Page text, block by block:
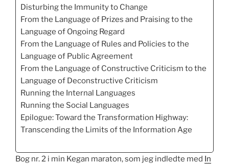
Disturbing the Immunity to Change
From the Language of Prizes and Praising to the
Language of Ongoing Regard
From the Language of Rules and Policies to the
Language of Public Agreement
From the Language of Constructive Criticism to the
Language of Deconstructive Criticism
Running the Internal Languages
Running the Social Languages
Epilogue: Toward the Transformation Highway:
Transcending the Limits of the Information Age
Bog nr. 2 i min Kegan maraton, som jeg indledte med In